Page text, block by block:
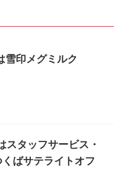
印メグミルク
タッフサービス・
ばサテライトオフ